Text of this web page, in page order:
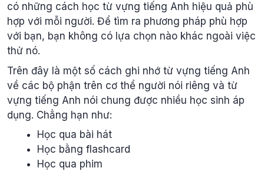
có những cách học từ vựng tiếng Anh hiệu quả phù
hợp với mỗi người. Để tìm ra phương pháp phù hợp
với bạn, bạn không có lựa chọn nào khác ngoài việc
thử nó.
Trên đây là một số cách ghi nhớ từ vựng tiếng Anh
về các bộ phận trên cơ thể người nói riêng và từ
vựng tiếng Anh nói chung được nhiều học sinh áp
dụng. Chẳng hạn như:
Học qua bài hát
Học bằng flashcard
Học qua phim